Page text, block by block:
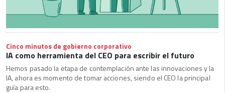
Cinco minutos de gobierno corporativo
IA como herramienta del CEO para escribir el futuro
Hemos pasado la etapa de contemplación ante las innovaciones y la
IA, ahora es momento de tomar acciones, siendo el CEO la principal
guía para esto.